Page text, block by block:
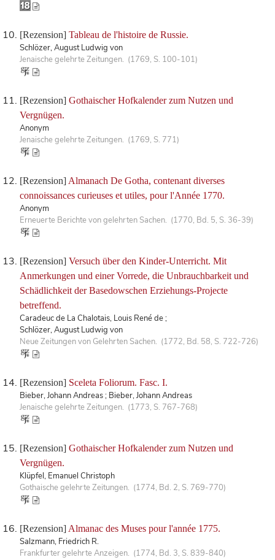
[Rezension] Tableau de l'histoire de Russie.
Schlözer, August Ludwig von
Jenaische gelehrte Zeitungen. (1769, S. 100-101)
[Rezension] Gothaischer Hofkalender zum Nutzen und
Vergnügen.
Anonym
Jenaische gelehrte Zeitungen. (1769, S. 771)
[Rezension] Almanach De Gotha, contenant diverses
connoissances curieuses et utiles, pour l'Année 1770.
Anonym
Erneuerte Berichte von gelehrten Sachen. (1770, Bd. 5, S. 36-39)
[Rezension] Versuch über den Kinder-Unterricht. Mit
Anmerkungen und einer Vorrede, die Unbrauchbarkeit und
Schädlichkeit der Basedowschen Erziehungs-Projecte
betreffend.
Caradeuc de La Chalotais, Louis René de ;
Schlözer, August Ludwig von
Neue Zeitungen von Gelehrten Sachen. (1772, Bd. 58, S. 722-726)
[Rezension] Sceleta Foliorum. Fasc. I.
Bieber, Johann Andreas ; Bieber, Johann Andreas
Jenaische gelehrte Zeitungen. (1773, S. 767-768)
[Rezension] Gothaischer Hofkalender zum Nutzen und
Vergnügen.
Klüpfel, Emanuel Christoph
Gothaische gelehrte Zeitungen. (1774, Bd. 2, S. 769-770)
[Rezension] Almanac des Muses pour l'année 1775.
Salzmann, Friedrich R.
Frankfurter gelehrte Anzeigen. (1774, Bd. 3, S. 839-840)